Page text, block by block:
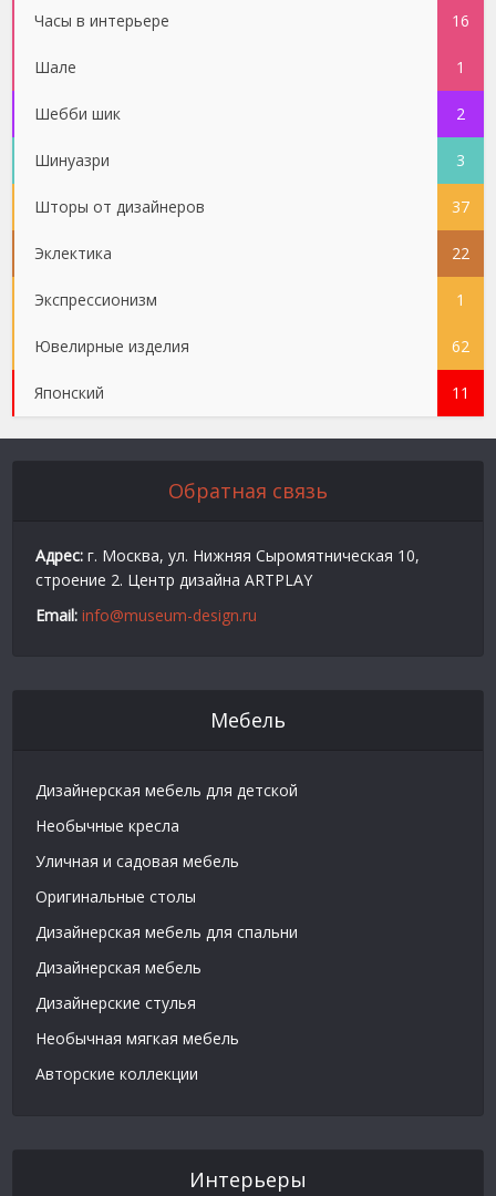
Часы в интерьере 16
Шале 1
Шебби шик 2
Шинуазри 3
Шторы от дизайнеров 37
Эклектика 22
Экспрессионизм 1
Ювелирные изделия 62
Японский 11
Обратная связь
Адрес: г. Москва, ул. Нижняя Сыромятническая 10,
строение 2. Центр дизайна ARTPLAY
Email: info@museum-design.ru
Мебель
Дизайнерская мебель для детской
Необычные кресла
Уличная и садовая мебель
Оригинальные столы
Дизайнерская мебель для спальни
Дизайнерская мебель
Дизайнерские стулья
Необычная мягкая мебель
Авторские коллекции
Интерьеры